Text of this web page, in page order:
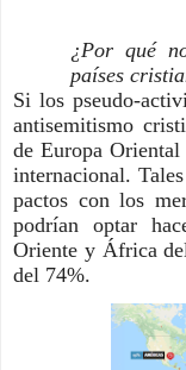
¿Por qué
países
Si los pseudo-
antisemitismo
de Europa
internacional.
pactos con los
podrían optar
Oriente y África
del 74%.